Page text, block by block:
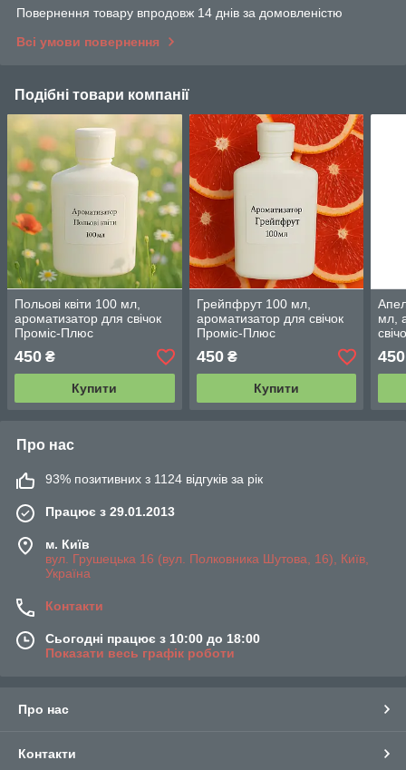
Повернення товару впродовж 14 днів за домовленістю
Всі умови повернення
Подібні товари компанії
Польові квіти 100 мл,
ароматизатор для свічок
Проміс-Плюс
450 ₴
Купити
Грейпфрут 100 мл,
ароматизатор для свічок
Проміс-Плюс
450₴
Купити
мл,
450
Про нас
93% позитивних з 1124 відгуків за рік
Працює з 29.01.2013
м. Київ
вул. Грушецька 16 (вул. Полковника Шутова, 16), Київ,
Україна
Контакти
Сьогодні працює з 10:00 до 18:00
Показати весь графік роботи
Про нас
Контакти